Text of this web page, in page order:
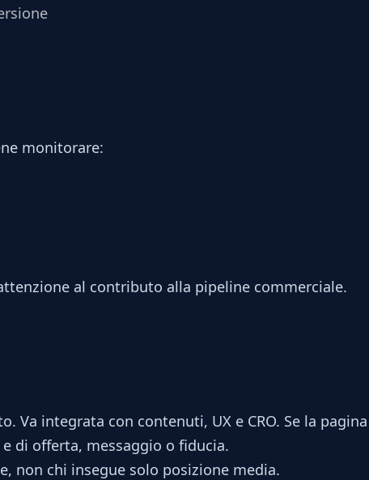
monitorare:
al contributo alla pipeline commerciale.
Va integrata con contenuti, UX e CRO. Se la
di offerta, messaggio o fiducia.
non chi insegue solo posizione media.